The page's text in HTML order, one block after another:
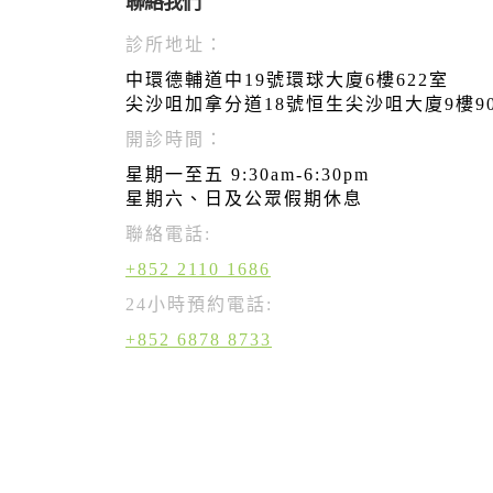
診所地址：
中環德輔道中19號環球大廈6樓622室
尖沙咀加拿分道18號恒生尖沙咀大廈9樓
開診時間：
星期一至五 9:30am-6:30pm
星期六、日及公眾假期休息
聯絡電話:
+852 2110 1686
24小時預約電話:
+852 6878 8733